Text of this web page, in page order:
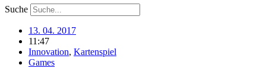
Suche
13. 04. 2017
11:47
Innovation, Kartenspiel
Games